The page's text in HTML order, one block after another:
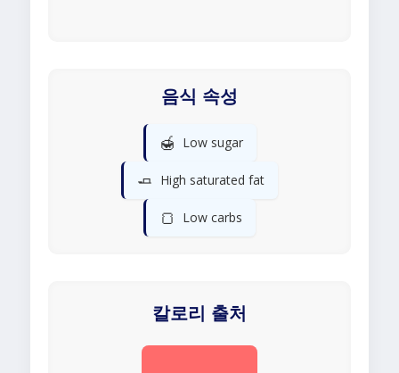
음식 속성
🍯 Low sugar
🧈 High saturated fat
🍞 Low carbs
칼로리 출처